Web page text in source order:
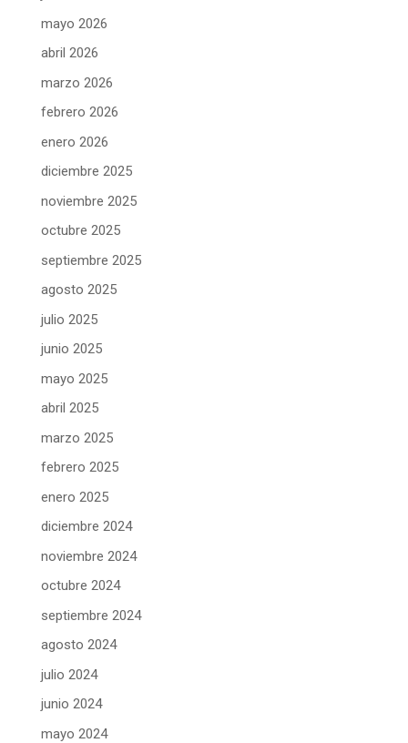
mayo 2026
abril 2026
marzo 2026
febrero 2026
enero 2026
diciembre 2025
noviembre 2025
octubre 2025
septiembre 2025
agosto 2025
julio 2025
junio 2025
mayo 2025
abril 2025
marzo 2025
febrero 2025
enero 2025
diciembre 2024
noviembre 2024
octubre 2024
septiembre 2024
agosto 2024
julio 2024
junio 2024
mayo 2024